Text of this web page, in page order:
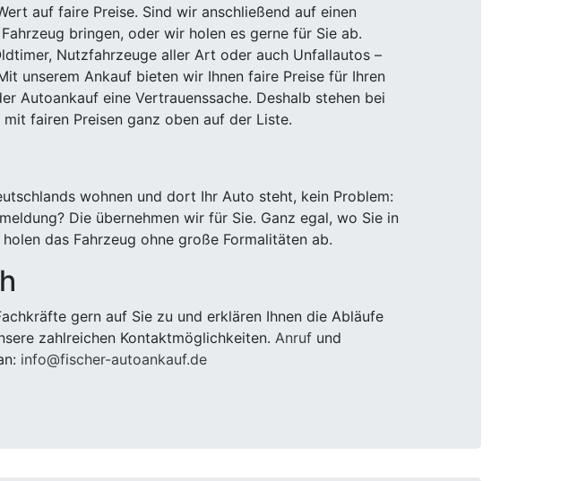
auf faire Preise. Sind wir anschließend auf einen
bringen, oder wir holen es gerne für Sie ab.
Nutzfahrzeuge aller Art oder auch Unfallautos –
unserem Ankauf bieten wir Ihnen faire Preise für Ihren
Autoankauf eine Vertrauenssache. Deshalb stehen bei
fairen Preisen ganz oben auf der Liste.
wohnen und dort Ihr Auto steht, kein Problem:
Die übernehmen wir für Sie. Ganz egal, wo Sie in
das Fahrzeug ohne große Formalitäten ab.
gern auf Sie zu und erklären Ihnen die Abläufe
zahlreichen Kontaktmöglichkeiten. Anruf und
info@fischer-autoankauf.de